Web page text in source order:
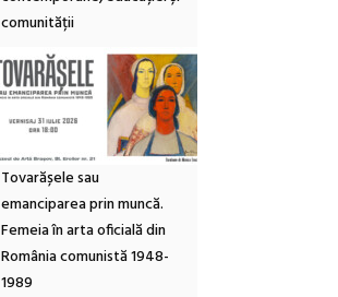
comunității
Tovarășele sau
emanciparea prin muncă.
Femeia în arta oficială din
România comunistă 1948-
1989